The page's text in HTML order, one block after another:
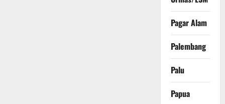
Pagar Alam
Palembang
Palu
Papua